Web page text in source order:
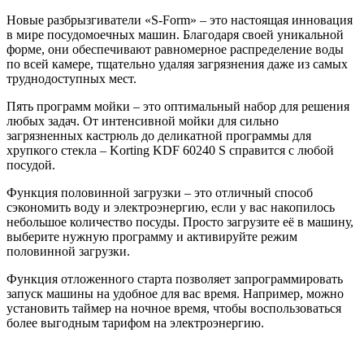
Новые разбрызгиватели «S-Form» – это настоящая инновация
в мире посудомоечных машин. Благодаря своей уникальной
форме, они обеспечивают равномерное распределение воды
по всей камере, тщательно удаляя загрязнения даже из самых
труднодоступных мест.
Пять программ мойки – это оптимальный набор для решения
любых задач. От интенсивной мойки для сильно
загрязненных кастрюль до деликатной программы для
хрупкого стекла – Korting KDF 60240 S справится с любой
посудой.
Функция половинной загрузки – это отличный способ
сэкономить воду и электроэнергию, если у вас накопилось
небольшое количество посуды. Просто загрузите её в машину,
выберите нужную программу и активируйте режим
половинной загрузки.
Функция отложенного старта позволяет запрограммировать
запуск машины на удобное для вас время. Например, можно
установить таймер на ночное время, чтобы воспользоваться
более выгодным тарифом на электроэнергию.